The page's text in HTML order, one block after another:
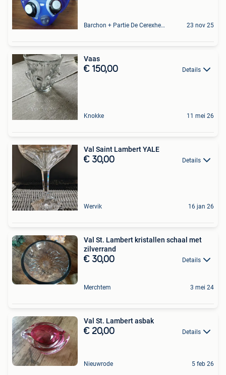
Barchon + Partie De Cerexhe - Heuseux, De Evegnee - Tignee 23 nov 25
Vaas
€ 150,00 Details
Knokke 11 mei 26
Val Saint Lambert YALE
€ 30,00 Details
Wervik 16 jan 26
Val St. Lambert kristallen schaal met
zilverrand
€ 30,00 Details
Merchtem 3 mei 24
Val St. Lambert asbak
€ 20,00 Details
Nieuwrode 5 feb 26